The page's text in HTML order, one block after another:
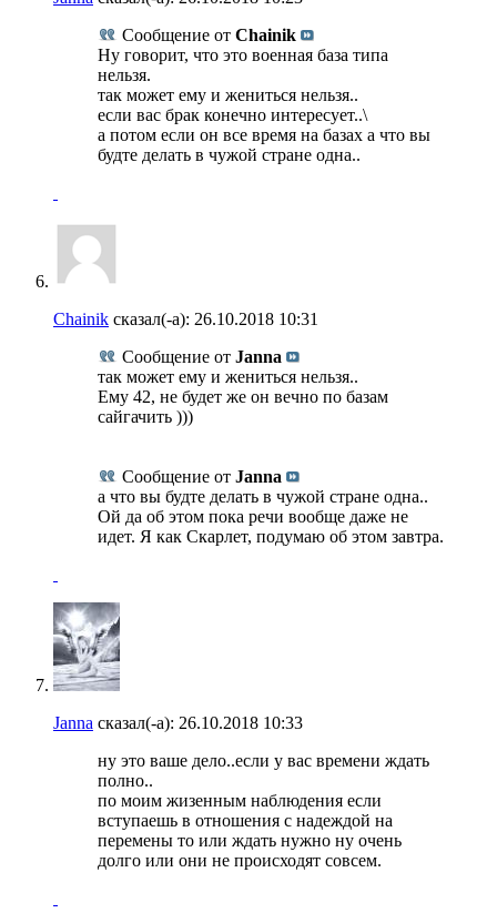
Сообщение от Chainik
Ну говорит, что это военная база типа
нельзя.
так может ему и жениться нельзя..
если вас брак конечно интересует..\
а потом если он все время на базах а что вы
будте делать в чужой стране одна..
Chainik сказал(-а): 26.10.2018 10:31
Сообщение от Janna
так может ему и жениться нельзя..
Ему 42, не будет же он вечно по базам
сайгачить )))
Сообщение от Janna
а что вы будте делать в чужой стране одна..
Ой да об этом пока речи вообще даже не
идет. Я как Скарлет, подумаю об этом завтра.
Janna сказал(-а): 26.10.2018 10:33
ну это ваше дело..если у вас времени ждать
полно..
по моим жизенным наблюдения если
вступаешь в отношения с надеждой на
перемены то или ждать нужно ну очень
долго или они не происходят совсем.